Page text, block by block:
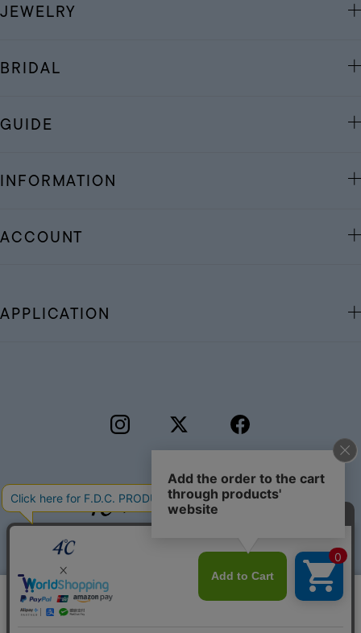
JEWELRY
BRIDAL
GUIDE
INFORMATION
ACCOUNT
APPLICATION
このサイトではサービス向上のためクッキー
を利用しています。
ギフトをお探しですか？